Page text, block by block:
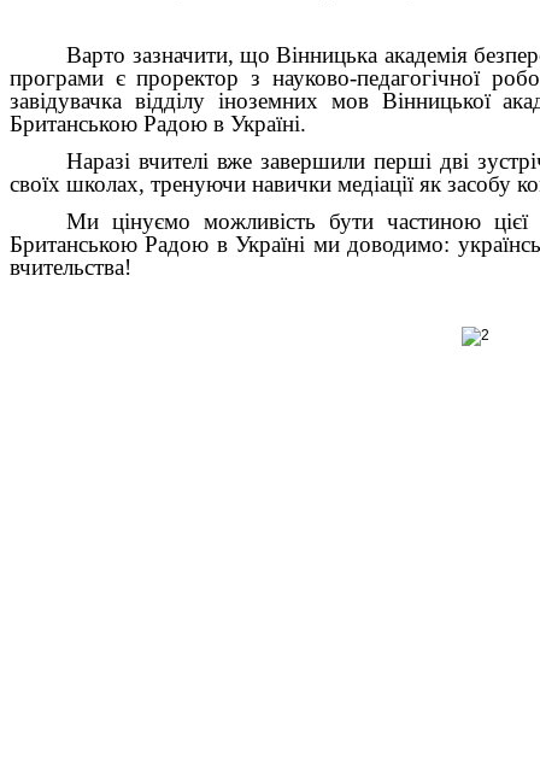
Варто зазначити, що Вінницька академія
програми є проректор з науково-педагогічної
завідувачка відділу іноземних мов Вінницької
Британською Радою в Україні.
Наразі вчителі вже завершили перші дві
своїх школах, тренуючи навички медіації як засобу
Ми цінуємо можливість бути частиною цієї
Британською Радою в Україні ми доводимо:
вчительства!